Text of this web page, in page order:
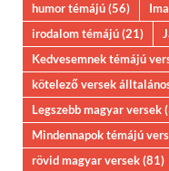
humor témájú(56)
irodalom témájú(21)
Kedvesemnek témájú
kötelező versek
Legszebb magyar versek
Mindennapok témájú
rövid magyar versek(81)